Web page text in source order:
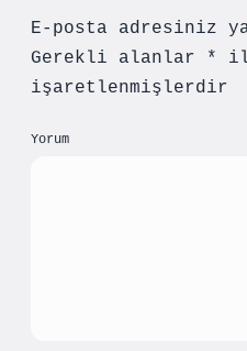
E-posta adresiniz
Gerekli alanlar
*
işaretlenmişlerdir
Yorum